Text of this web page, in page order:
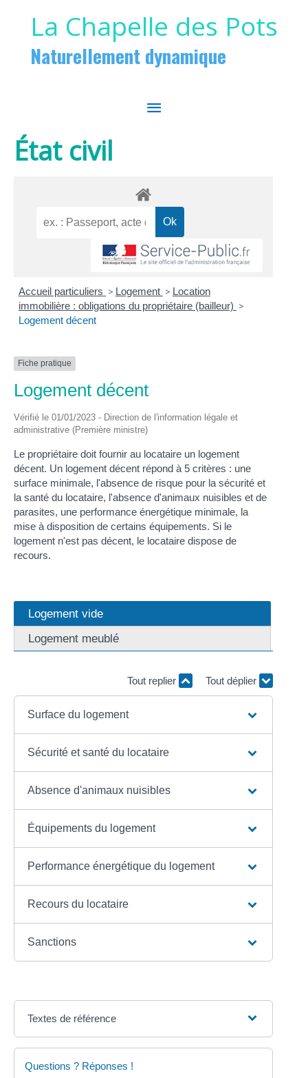
La Chapelle des Pots
Naturellement dynamique
MENU
État civil
Accueil particuliers > Logement > Location
immobilière : obligations du propriétaire (bailleur) >
Logement décent
Fiche pratique
Logement décent
Vérifié le 01/01/2023 - Direction de l'information légale et
administrative (Première ministre)
Le propriétaire doit fournir au locataire un logement
décent. Un logement décent répond à 5 critères : une
surface minimale, l'absence de risque pour la sécurité et
la santé du locataire, l'absence d'animaux nuisibles et de
parasites, une performance énergétique minimale, la
mise à disposition de certains équipements. Si le
logement n'est pas décent, le locataire dispose de
recours.
Logement vide
Logement meublé
Tout replier Tout déplier
Surface du logement
Sécurité et santé du locataire
Absence d'animaux nuisibles
Équipements du logement
Performance énergétique du logement
Recours du locataire
Sanctions
Textes de référence
Questions ? Réponses !